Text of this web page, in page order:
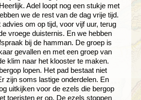
Adel loopt nog een stukje met
we de rest van de dag vrije tijd.
om op tijd, voor vijf uur, terug
vroege duisternis. En we hebben
bij de hamman. De groep is
gevallen en met een groep van
klim naar het klooster te maken.
lopen. Het pad bestaat niet
zijn soms lastige onderdelen. En
uitkijken voor de ezels die bergop
toeristen er op. De ezels stoppen